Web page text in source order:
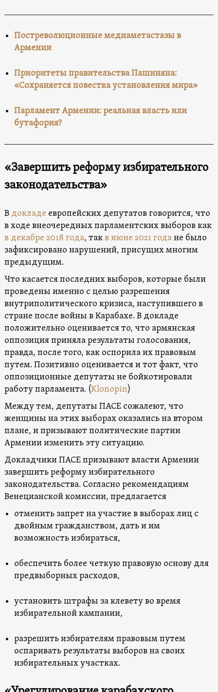
Постреволюционные медиаметастазы в
Армении
Приоритеты правительства Пашиняна:
«Сохраняется повестка установления мира»
Парламент Армении: реальная власть или
бутафория?
«Завершить реформу избирательного
законодательства»
В докладе европейских депутатов говорится, что
в ходе внеочередных парламентских выборов как
в декабре 2018 года, такв июне 2021 годане было
зафиксировано нарушений, присущих многим
предыдущим.
Что касается последних выборов, которые были
проведены именно с целью разрешения
внутриполитического кризиса, наступившего в
стране после войны в Карабахе. В докладе
положительно оценивается то, что армянская
оппозиция приняла результаты голосования,
правда, после того, как оспорила их правовым
путем. Позитивно оценивается и тот факт, что
оппозиционные депутаты не бойкотировали
работу парламента. (Klonopin)
Между тем, депутаты ПАСЕ сожалеют, что
женщины на этих выборах оказались на втором
плане, и призывают политические партии
Армении изменить эту ситуацию.
Докладчики ПАСЕ призывают власти Армении
завершить реформу избирательного
законодательства. Согласно рекомендациям
Венецианской комиссии, предлагается
отменить запрет на участие в выборах лиц с
двойным гражданством, дать и им
возможность избираться,
обеспечить более четкую правовую основу для
предвыборных расходов,
установить штрафы за клевету во время
избирательной кампании,
разрешить избирателям правовым путем
оспаривать результаты выборов на своих
избирательных участках.